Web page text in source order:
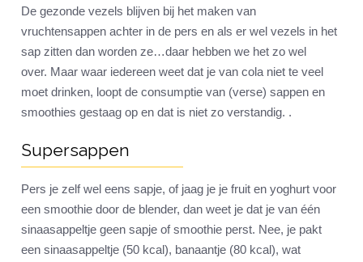
De gezonde vezels blijven bij het maken van
vruchtensappen achter in de pers en als er wel vezels in het
sap zitten dan worden ze…daar hebben we het zo wel
over. Maar waar iedereen weet dat je van cola niet te veel
moet drinken, loopt de consumptie van (verse) sappen en
smoothies gestaag op en dat is niet zo verstandig. .
Supersappen
Pers je zelf wel eens sapje, of jaag je je fruit en yoghurt voor
een smoothie door de blender, dan weet je dat je van één
sinaasappeltje geen sapje of smoothie perst. Nee, je pakt
een sinaasappeltje (50 kcal), banaantje (80 kcal), wat